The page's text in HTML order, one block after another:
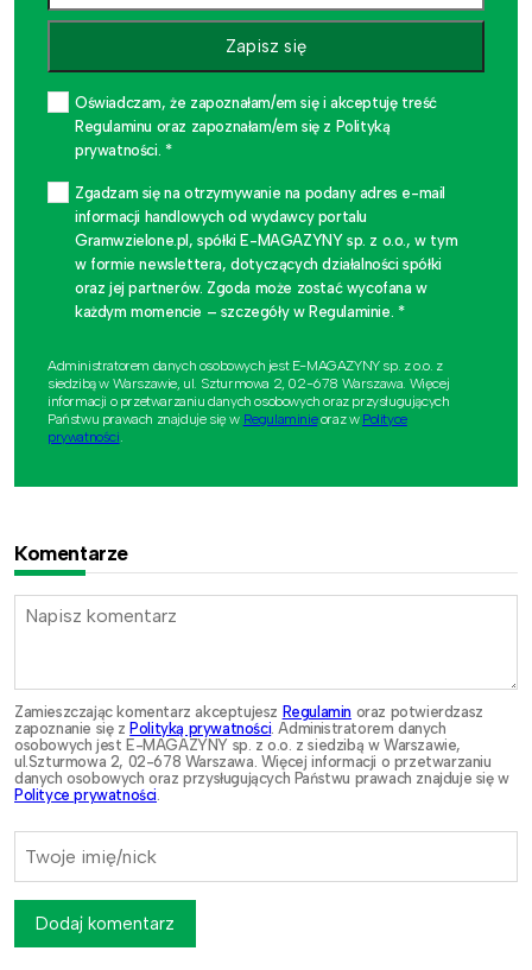
Zapisz się
Oświadczam, że zapoznałam/em się i akceptuję treść
Regulaminu oraz zapoznałam/em się z Polityką
prywatności. *
Zgadzam się na otrzymywanie na podany adres e-mail
informacji handlowych od wydawcy portalu
Gramwzielone.pl, spółki E-MAGAZYNY sp. z o.o., w tym
w formie newslettera, dotyczących działalności spółki
oraz jej partnerów. Zgoda może zostać wycofana w
każdym momencie – szczegóły w Regulaminie. *
Administratorem danych osobowych jest E-MAGAZYNY sp. z o.o. z
siedzibą w Warszawie, ul. Szturmowa 2, 02-678 Warszawa. Więcej
informacji o przetwarzaniu danych osobowych oraz przysługujących
Państwu prawach znajduje się w Regulaminieoraz w Polityce
prywatności
Komentarze
Zamieszczając komentarz akceptujesz Regulamin oraz potwierdzasz
zapoznanie się z Polityką prywatności. Administratorem danych
osobowych jest E-MAGAZYNY sp. z o.o. z siedzibą w Warszawie,
ul.Szturmowa 2, 02-678 Warszawa. Więcej informacji o przetwarzaniu
danych osobowych oraz przysługujących Państwu prawach znajduje się w
Polityce prywatności.
Dodaj komentarz